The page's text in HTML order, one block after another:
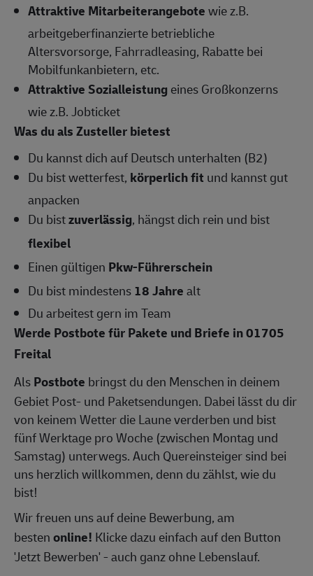
Attraktive Mitarbeiterangebotewie z.B.
arbeitgeberfinanzierte betriebliche
Altersvorsorge, Fahrradleasing, Rabatte bei
Mobilfunkanbietern, etc.
Attraktive Sozialleistungeines Großkonzerns
wie z.B. Jobticket
Was du als Zusteller bietest
Du kannst dich auf Deutsch unterhalten (B2)
Du bist wetterfest, körperlich fit und kannst gut
anpacken
Du bistzuverlässig, hängst dich rein und bist
flexibel
Einen gültigen Pkw-Führerschein
Du bist mindestens 18 Jahrealt
Du arbeitest gern im Team
Werde Postbote für Pakete und Briefe in 01705
Freital
AlsPostbote bringst du den Menschen in deinem
Gebiet Post- und Paketsendungen. Dabei lässt du dir
von keinem Wetter die Laune verderben und bist
fünf Werktage pro Woche (zwischen Montag und
Samstag) unterwegs. Auch Quereinsteiger sind bei
uns herzlich willkommen, denn du zählst, wie du
bist!
Wir freuen uns auf deine Bewerbung, am
bestenonline! Klicke dazu einfach auf den Button
'Jetzt Bewerben' - auch ganz ohne Lebenslauf.